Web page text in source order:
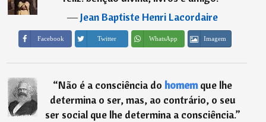
―Jean Baptiste Henri Lacordaire
Facebook Twitter WhatsApp Imagem
“Não é a consciência do homemque lhe
determina o ser, mas, ao contrário, o seu
ser social que lhe determina a consciência.”